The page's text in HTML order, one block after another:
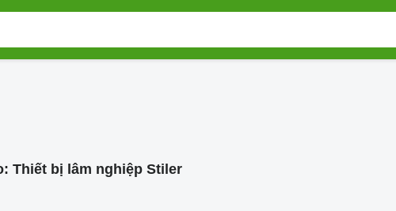
Thiết bị lâm nghiệp Stiler